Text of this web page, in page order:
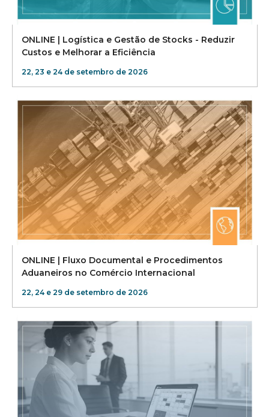
ONLINE | Logística e Gestão de Stocks - Reduzir
Custos e Melhorar a Eficiência
22, 23 e 24 de setembro de 2026
ONLINE | Fluxo Documental e Procedimentos
Aduaneiros no Comércio Internacional
22, 24 e 29 de setembro de 2026